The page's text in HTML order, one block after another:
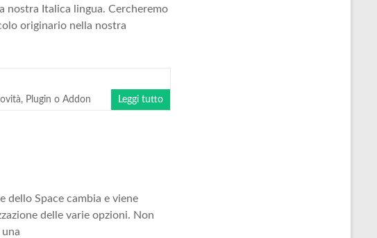
nostra Italica lingua. Cercheremo
originario nella nostra
, Plugin o Addon Leggi tutto
dello Space cambia e viene
delle varie opzioni. Non